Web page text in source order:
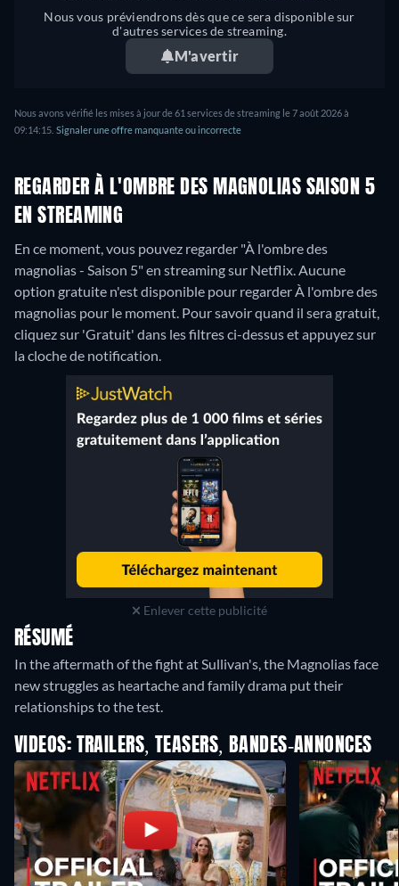
Nous vous préviendrons dès que ce sera disponible sur
d'autres services de streaming.
M'avertir
Nous avons vérifié les mises à jour de 61 services de streaming le 7 août 2026 à
09:14:15. Signaler une offre manquante ou incorrecte
REGARDER À L'OMBRE DES MAGNOLIAS SAISON 5
EN STREAMING
En ce moment, vous pouvez regarder "À l'ombre des
magnolias - Saison 5" en streaming sur Netflix. Aucune
option gratuite n'est disponible pour regarder À l'ombre des
magnolias pour le moment. Pour savoir quand il sera gratuit,
cliquez sur 'Gratuit' dans les filtres ci-dessus et appuyez sur
la cloche de notification.
Enlever cette publicité
RÉSUMÉ
In the aftermath of the fight at Sullivan's, the Magnolias face
new struggles as heartache and family drama put their
relationships to the test.
VIDEOS: TRAILERS, TEASERS, BANDES-ANNONCES